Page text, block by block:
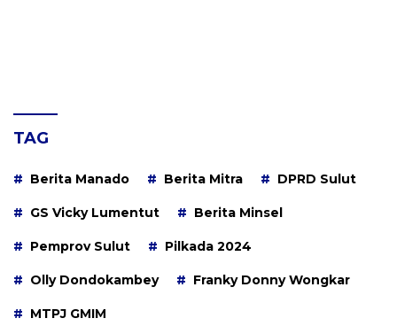
TAG
Berita Manado Berita Mitra DPRD Sulut
GS Vicky Lumentut Berita Minsel
Pemprov Sulut Pilkada 2024
Olly Dondokambey Franky Donny Wongkar
MTPJ GMIM